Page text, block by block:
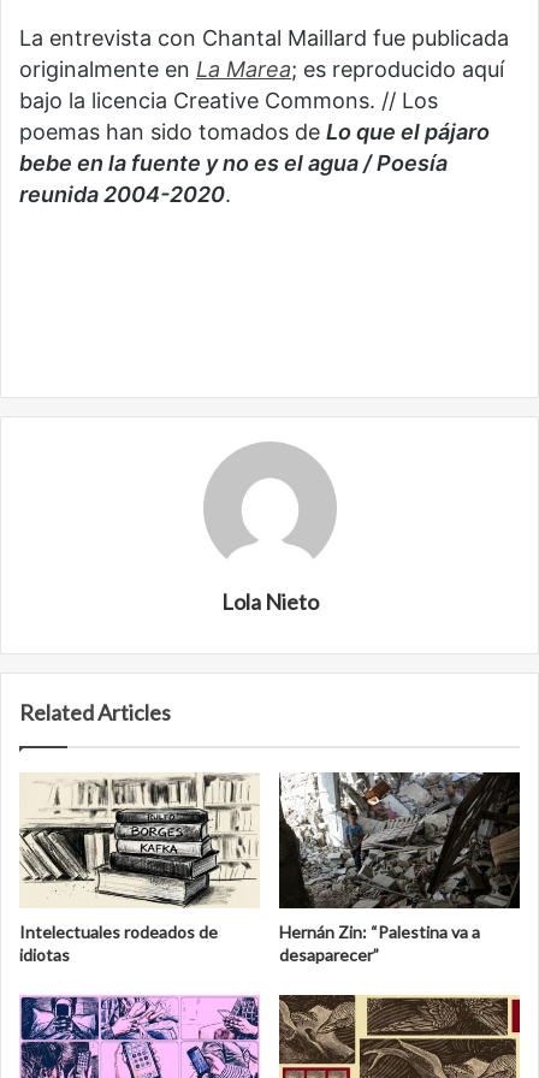
La entrevista con Chantal Maillard fue publicada
originalmente en La Marea; es reproducido aquí
bajo la licencia Creative Commons. // Los
poemas han sido tomados de Lo que el pájaro
bebe en la fuente y no es el agua / Poesía
reunida 2004-2020.
Lola Nieto
Related Articles
Intelectuales rodeados de
idiotas
Hernán Zin: “Palestina va a
desaparecer”